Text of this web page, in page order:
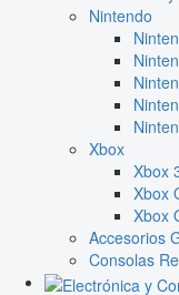
Nintendo
Xbox
Xbox
Xbox
Xbox
Accesorios
Consolas